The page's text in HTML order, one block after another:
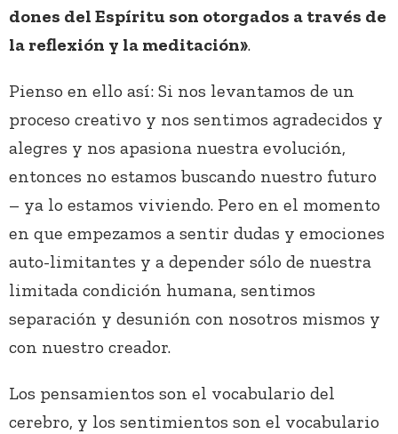
dones del Espíritu son otorgados a través de
la reflexión y la meditación».
Pienso en ello así: Si nos levantamos de un
proceso creativo y nos sentimos agradecidos y
alegres y nos apasiona nuestra evolución,
entonces no estamos buscando nuestro futuro
– ya lo estamos viviendo. Pero en el momento
en que empezamos a sentir dudas y emociones
auto-limitantes y a depender sólo de nuestra
limitada condición humana, sentimos
separación y desunión con nosotros mismos y
con nuestro creador.
Los pensamientos son el vocabulario del
cerebro, y los sentimientos son el vocabulario